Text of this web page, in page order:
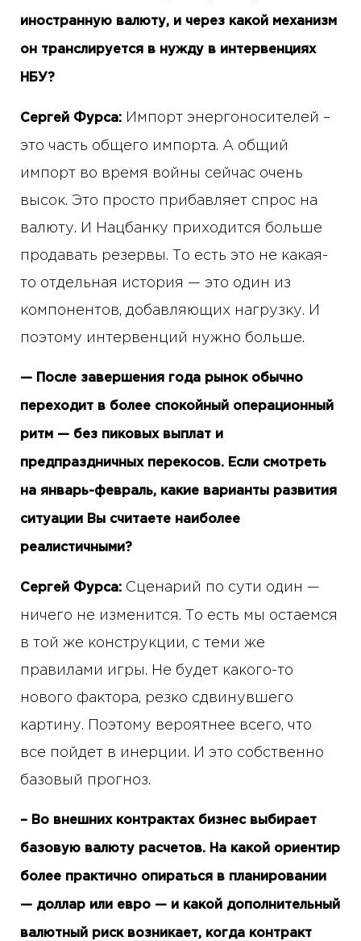
иностранную валюту, и через какой механизм
он транслируется в нужду в интервенциях
НБУ?
Сергей Фурса: Импорт энергоносителей –
это часть общего импорта. А общий
импорт во время войны сейчас очень
высок. Это просто прибавляет спрос на
валюту. И Нацбанку приходится больше
продавать резервы. То есть это не какая-
то отдельная история — это один из
компонентов, добавляющих нагрузку. И
поэтому интервенций нужно больше.
— После завершения года рынок обычно
переходит в более спокойный операционный
ритм — без пиковых выплат и
предпраздничных перекосов. Если смотреть
на январь-февраль, какие варианты развития
ситуации Вы считаете наиболее
реалистичными?
Сергей Фурса: Сценарий по сути один —
ничего не изменится. То есть мы остаемся
в той же конструкции, с теми же
правилами игры. Не будет какого-то
нового фактора, резко сдвинувшего
картину. Поэтому вероятнее всего, что
все пойдет в инерции. И это собственно
базовый прогноз.
– Во внешних контрактах бизнес выбирает
базовую валюту расчетов. На какой ориентир
более практично опираться в планировании
— доллар или евро — и какой дополнительный
валютный риск возникает, когда контракт